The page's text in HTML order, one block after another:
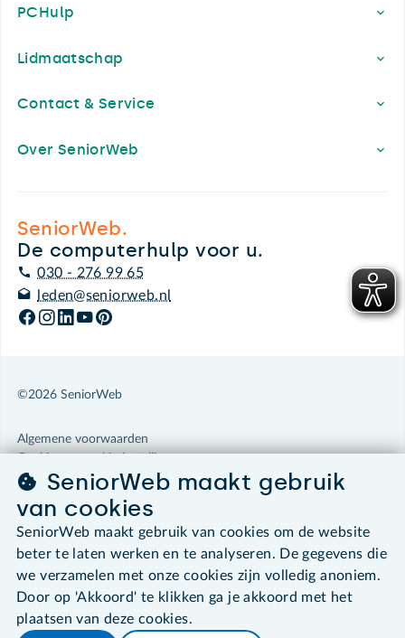
PCHulp
Lidmaatschap
Contact & Service
Over SeniorWeb
SeniorWeb.
De computerhulp voor u.
030 - 276 99 65
leden@seniorweb.nl
©2026 SeniorWeb
Algemene voorwaarden
Disclaimer
About SeniorWeb
SeniorWeb maakt gebruik
van cookies
SeniorWeb maakt gebruik van cookies om de website
beter te laten werken en te analyseren. De gegevens die
we verzamelen met onze cookies zijn volledig anoniem.
Door op 'Akkoord' te klikken ga je akkoord met het
plaatsen van deze cookies.